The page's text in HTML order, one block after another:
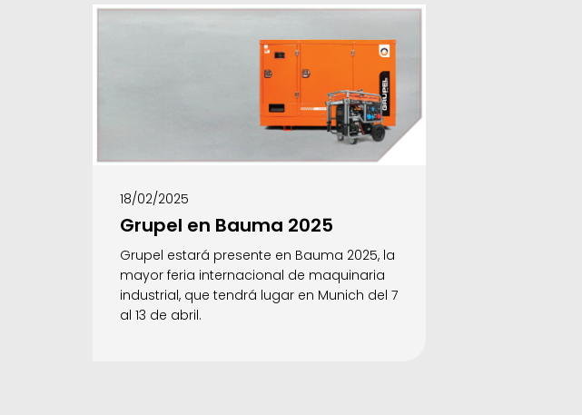
18/02/2025
Grupel en Bauma 2025
Grupel estará presente en Bauma 2025, la
mayor feria internacional de maquinaria
industrial, que tendrá lugar en Munich del 7
al 13 de abril.